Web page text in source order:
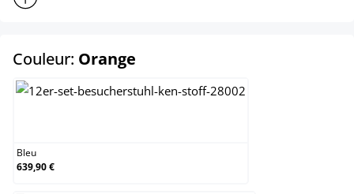
Couleur: Orange
Bleu
639,90 €